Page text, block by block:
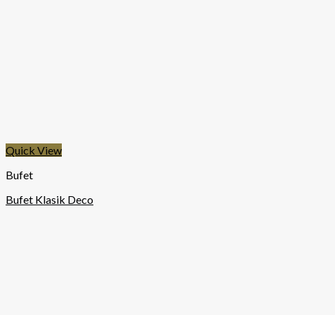
Quick View
Bufet
Bufet Klasik Deco